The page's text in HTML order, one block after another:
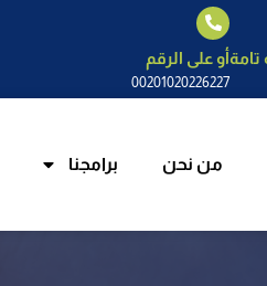
أو على الرقم
00201020226227
من نحن برامجنا